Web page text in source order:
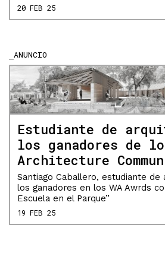
20 FEB 25
ANUNCIO
Estudiante de
los ganadores de
Architecture
Santiago Caballero, estudiante
los ganadores en los WA Awrds
Escuela en el Parque”
19 FEB 25